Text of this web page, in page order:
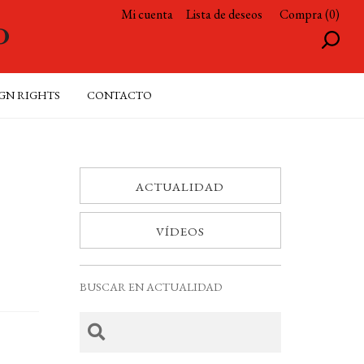
Mi cuenta Lista de deseos Compra (0)
RIGHTS CONTACTO
ACTUALIDAD
VÍDEOS
BUSCAR EN ACTUALIDAD